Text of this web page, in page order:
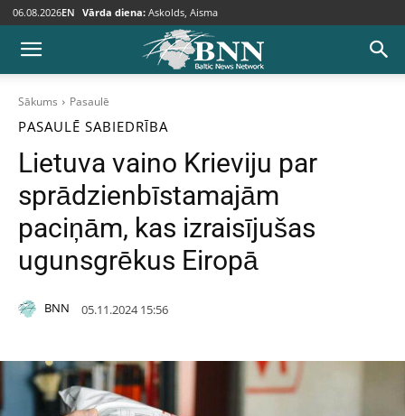
06.08.2026EN Vārda diena: Askolds, Aisma
Sākums Pasaulē
PASAULĒ SABIEDRĪBA
Lietuva vaino Krieviju par
sprādzienbīstamajām
paciņām, kas izraisījušas
ugunsgrēkus Eiropā
BNN 05.11.2024 15:56